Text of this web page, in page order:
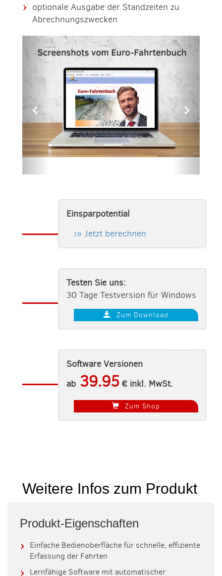
optionale Ausgabe der Standzeiten zu
Abrechnungszwecken
Einsparpotential
›» Jetzt berechnen
Testen Sie uns:
30 Tage Testversion für Windows
Zum Download
Software Versionen
ab 39.95 € inkl. MwSt.
Zum Shop
Weitere Infos zum Produkt
Produkt-Eigenschaften
Einfache Bedienoberfläche für schnelle, effiziente
Erfassung der Fahrten
Lernfähige Software mit automatischer